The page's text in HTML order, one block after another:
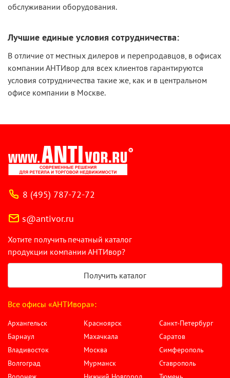
обслуживании оборудования.
Лучшие единые условия сотрудничества:
В отличие от местных дилеров и перепродавцов, в офисах
компании АНТИвор для всех клиентов гарантируются
условия сотрудничества такие же, как и в центральном
офисе компании в Москве.
8 (495) 787-72-72
s@antivor.ru
Хотите получить печатный каталог
продукции компании АНТИвор?
Получить каталог
Все офисы «АНТИвора»:
Архангельск
Барнаул
Владивосток
Волгоград
Красноярск
Махачкала
Москва
Мурманск
Санкт-Петербург
Саратов
Симферополь
Ставрополь